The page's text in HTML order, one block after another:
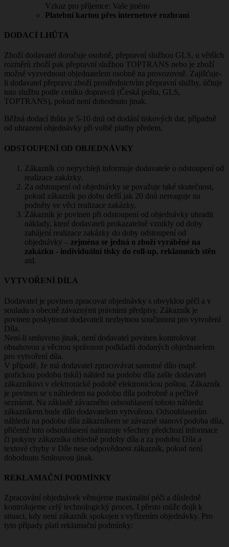
Vzkaz pro příjemce: Vaše jméno
Platební kartou přes internetové rozhraní
DODACÍ LHŮTA
Zboží dodavatel doručuje osobně, přepravní službou GLS, u větších
rozměrů zboží pak přepravní službou TOPTRANS nebo je zboží
možné vyzvednout objednatelem osobně na provozovně. Zajišťuje-
li dodavatel přepravu zboží prostřednictvím přepravní služby, účtuje
tuto službu podle ceníku dopravců (Česká pošta, GLS,
TOPTRANS), pokud není dohodnuto jinak.
Běžná dodací lhůta je 5-10 dnů od dodání tiskových dat, případně
od uhrazení objednávky při volbě platby předem.
ODSTOUPENÍ OD OBJEDNÁVKY
Zákazník co nejrychleji informuje dodavatele o odstoupení od
realizace zakázky.
Za odstoupení od objednávky se považuje také skutečnost,
pokud zákazník po dobu delší jak 20 dnů nereaguje na
podněty ve věci realizace zakázky.
Zákazník je povinen při odstoupení od objednávky uhradit
náklady, které dodavateli prokazatelně vznikly od doby
zahájení realizace zakázky do doby odstoupení od
objednávky – zejména se jedná o zboží vyráběné na
zakázku - individuální tisky do roll-up, reklamních stěn
atd.
VYTVOŘENÍ DÍLA
Dodavatel je povinen zpracovat objednávky s obvyklou péčí a v
souladu s obecně závaznými právními předpisy. Zákazník je
povinen poskytnout dodavateli nezbytnou součinnost pro vytvoření
Díla.
Není-li smluveno jinak, není dodavatel povinen kontrolovat
obsahovou a věcnou správnost podkladů dodaných objednatelem
pro vytvoření díla.
V případě, že má dodavatel zpracovávat samotné dílo (např.
grafickou podobu tisků) náhled na podobu díla zašle dodavatel
zákazníkovi v elektronické podobě elektronickou poštou. Zákazník
je povinen se s náhledem na podobu díla podrobně a pečlivě
seznámit. Na základě závazného odsouhlasení tohoto náhledu
zákazníkem bude dílo dodavatelem vytvořeno. Odsouhlasením
náhledu na podobu díla zákazníkem se závazně stanoví podoba díla,
přičemž toto odsouhlasení nahrazuje všechny předchozí informace
či pokyny zákazníka ohledně podoby díla a za podobu Díla a
textové chyby v Díle nese odpovědnost zákazník, pokud není
dohodnuto Smlouvou jinak.
REKLAMAČNÍ PODMÍNKY
Zpracování objednávek věnujeme maximální péči a důsledně
kontrolujeme celý technologický proces. I přesto může dojít k
situaci, kdy není zákazník spokojen s vyřízením objednávky. Pro
tyto případy platí reklamační podmínky: